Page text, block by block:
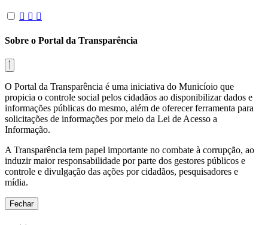
Sobre o Portal da Transparência
O Portal da Transparência é uma iniciativa do Municíoio que
propicia o controle social pelos cidadãos ao disponibilizar dados e
informações públicas do mesmo, além de oferecer ferramenta para
solicitações de informações por meio da Lei de Acesso a
Informação.
A Transparência tem papel importante no combate à corrupção, ao
induzir maior responsabilidade por parte dos gestores públicos e
controle e divulgação das ações por cidadãos, pesquisadores e
mídia.
Fechar